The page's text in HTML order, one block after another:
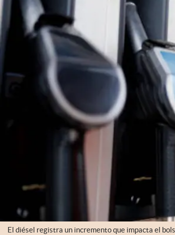
El diésel registra un incremento que impacta el